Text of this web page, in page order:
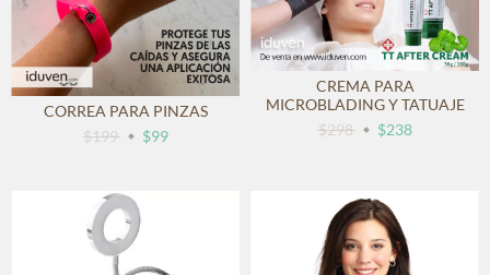
CORREA PARA PINZAS
$199
$99
CREMA PARA
MICROBLADING Y TATUAJE
$298
$238